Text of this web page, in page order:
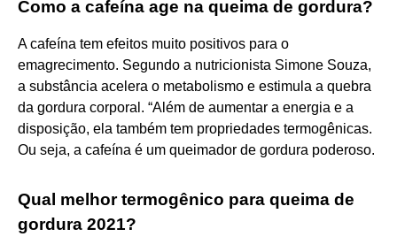
Como a cafeína age na queima de gordura?
A cafeína tem efeitos muito positivos para o
emagrecimento. Segundo a nutricionista Simone Souza,
a substância acelera o metabolismo e estimula a quebra
da gordura corporal. “Além de aumentar a energia e a
disposição, ela também tem propriedades termogênicas.
Ou seja, a cafeína é um queimador de gordura poderoso.
Qual melhor termogênico para queima de
gordura 2021?